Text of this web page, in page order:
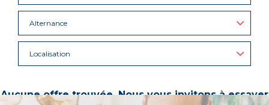
Alternance
Localisation
Aucune offre trouvée. Nous vous invitons à essayer